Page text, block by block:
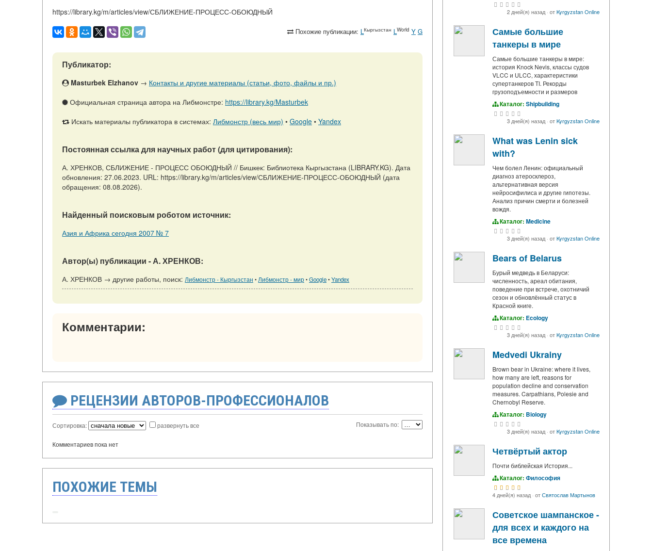
https://library.kg/m/articles/view/СБЛИЖЕНИЕ-ПРОЦЕСС-ОБОЮДНЫЙ
Похожие публикации: LКыргызстан LWorld Y G
Публикатор:
Masturbek Elzhanov → Контакты и другие материалы (статьи, фото, файлы и пр.)
Официальная страница автора на Либмонстре: https://library.kg/Masturbek
Искать материалы публикатора в системах: Либмонстр (весь мир) • Google • Yandex
Постоянная ссылка для научных работ (для цитирования):
А. ХРЕНКОВ, СБЛИЖЕНИЕ - ПРОЦЕСС ОБОЮДНЫЙ // Бишкек: Библиотека Кыргызстана (LIBRARY.KG). Дата
обновления: 27.06.2023. URL: https://library.kg/m/articles/view/СБЛИЖЕНИЕ-ПРОЦЕСС-ОБОЮДНЫЙ (дата
обращения: 08.08.2026).
Найденный поисковым роботом источник:
Азия и Африка сегодня 2007 № 7
Автор(ы) публикации - А. ХРЕНКОВ:
А. ХРЕНКОВ → другие работы, поиск: Либмонстр - Кыргызстан • Либмонстр - мир•Google•Yandex
Комментарии:
РЕЦЕНЗИИ АВТОРОВ-ПРОФЕССИОНАЛОВ
Сортировка: развернуть все Показывать по:
Комментариев пока нет
ПОХОЖИЕ ТЕМЫ
2 дней(я) назад· отKyrgyzstan Online
Самые большие
танкеры в мире
Самые большие танкеры в мире:
история Knock Nevis, классы судов
VLCC и ULCC, характеристики
супертанкеров TI. Рекорды
грузоподъемности и размеров
Каталог: Shipbuilding
3 дней(я) назад· отKyrgyzstan Online
What was Lenin sick
with?
Чем болел Ленин: официальный
диагноз атеросклероз,
альтернативная версия
нейросифилиса и другие гипотезы.
Анализ причин смерти и болезней
вождя.
Каталог: Medicine
3 дней(я) назад· отKyrgyzstan Online
Bears of Belarus
Бурый медведь в Беларуси:
численность, ареал обитания,
поведение при встрече, охотничий
сезон и обновлённый статус в
Красной книге.
Каталог: Ecology
3 дней(я) назад· отKyrgyzstan Online
Medvedi Ukrainy
Brown bear in Ukraine: where it lives,
how many are left, reasons for
population decline and conservation
measures. Carpathians, Polesie and
Chernobyl Reserve.
Каталог: Biology
3 дней(я) назад· отKyrgyzstan Online
Четвёртый актор
Почти библейская История...
Каталог: Философия
4 дней(я) назад· отСвятослав Мартынов
Советское шампанское -
для всех и каждого на
все времена